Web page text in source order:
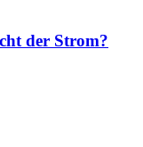
der Strom?